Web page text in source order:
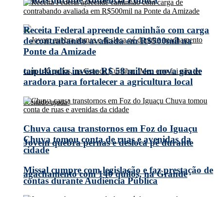
Jovem quebra pernas e desloca pé durante
agachamento com 140 quilos, na Grande
Receita Federal apreende caminhão com carga
de contrabando avaliada em R$500mil na
Ponte da Amizade
taipulândia investe R$ 58 mil em nova grade
aradora para fortalecer a agricultura local
Chuva causa transtornos em Foz do Iguaçu
Chuva tomou conta de ruas e avenidas da
cidade
Missal cumpre com legislação e faz prestação de
contas durante Audiência Pública